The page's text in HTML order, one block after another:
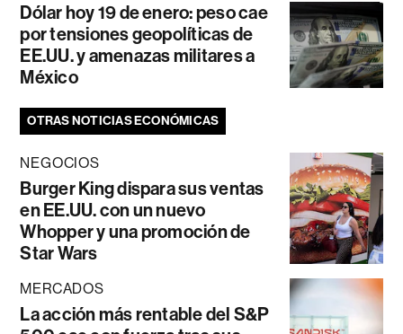
Dólar hoy 19 de enero: peso cae
por tensiones geopolíticas de
EE.UU. y amenazas militares a
México
OTRAS NOTICIAS ECONÓMICAS
NEGOCIOS
Burger King dispara sus ventas
en EE.UU. con un nuevo
Whopper y una promoción de
Star Wars
MERCADOS
La acción más rentable del S&P